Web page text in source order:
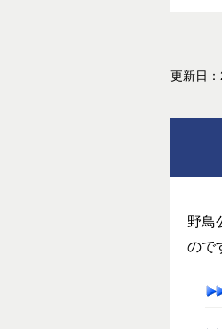
更新日
野鳥
ので